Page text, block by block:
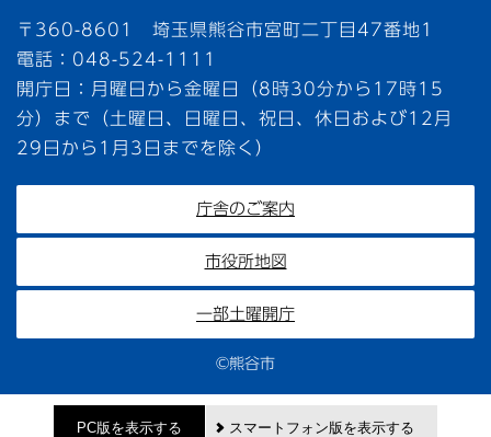
〒360-8601 埼玉県熊谷市宮町二丁目47番地1
電話：048-524-1111
開庁日：月曜日から金曜日（8時30分から17時15
分）まで（土曜日、日曜日、祝日、休日および12月
29日から1月3日までを除く）
庁舎のご案内
市役所地図
一部土曜開庁
©熊谷市
PC版を表示する スマートフォン版を表示する